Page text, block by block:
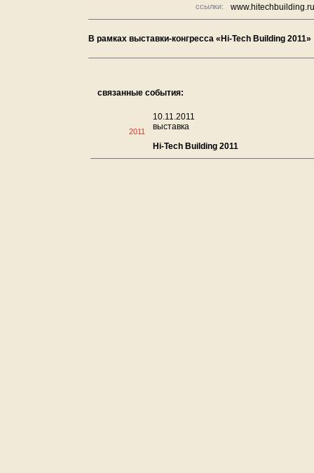
ссылки: www.hitechbuilding.ru
В рамках выставки-конгресса «Hi-Tech Building 2011»
связанные события:
2011
10.11.2011
выставка
Hi-Tech Building 2011